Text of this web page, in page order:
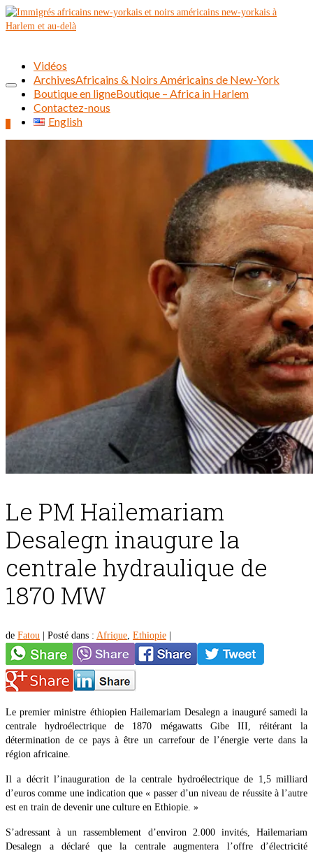
Vidéos
ArchivesAfricains & Noirs Américains de New-York
Boutique en ligneBoutique – Africa in Harlem
Contactez-nous
English
Le PM Hailemariam
Desalegn inaugure la
centrale hydraulique de
1870 MW
de Fatou Posté dans : Afrique, Ethiopie
Le premier ministre éthiopien Hailemariam Desalegn a inauguré samedi la
centrale hydroélectrique de 1870 mégawatts Gibe III, réitérant la
détermination de ce pays à être un carrefour de l’énergie verte dans la
région africaine.
Il a décrit l’inauguration de la centrale hydroélectrique de 1,5 milliard
d’euros comme une indication que « passer d’un niveau de réussite à l’autre
est en train de devenir une culture en Ethiopie. »
S’adressant à un rassemblement d’environ 2.000 invités, Hailemariam
Desalegn a déclaré que la centrale augmentera l’offre d’électricité